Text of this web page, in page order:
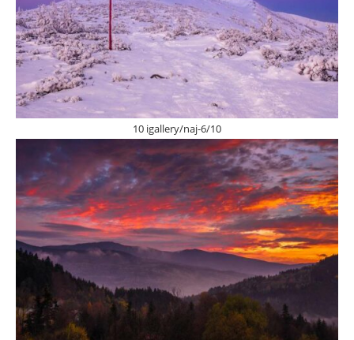
10 igallery/naj-6/10